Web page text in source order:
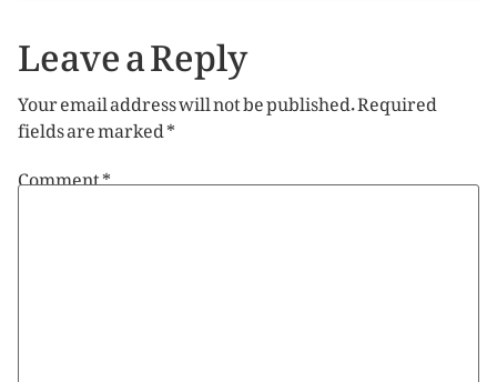
Leave a Reply
Your email address will not be published.Required
fields are marked*
Comment*